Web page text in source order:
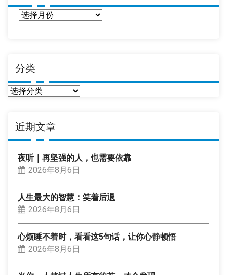
分类
分
近期文章
夜听｜再坚强的人，也需要依靠
2026年8月6日
人生最大的智慧：笑着后退
2026年8月6日
心烦睡不着时，看看这5句话，让你心静顿悟
2026年8月6日